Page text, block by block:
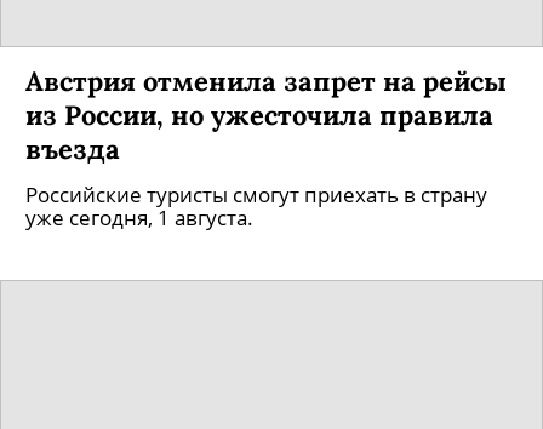
Австрия отменила запрет на рейсы
из России, но ужесточила правила
въезда
Российские туристы смогут приехать в страну
уже сегодня, 1 августа.